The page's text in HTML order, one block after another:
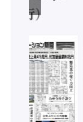
発行）